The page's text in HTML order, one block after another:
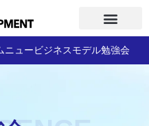
ニュービジネスモデル勉強会